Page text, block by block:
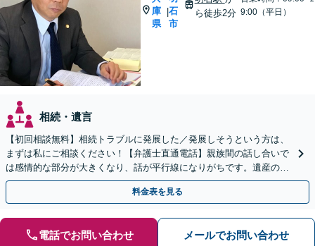
庫
県
|石
市
ら徒歩2分 9:00（平日）
相続・遺言
【初回相談無料】相続トラブルに発展した／発展しそうという方は、
まずは私にご相談ください！【弁護士直通電話】親族間の話し合いで
は感情的な部分が大きくなり、話が平行線になりがちです。遺産の使
い込みもご相談ください。泥沼化する前にお電話ください。
料金表を見る
電話でお問い合わせ メールでお問い合わせ